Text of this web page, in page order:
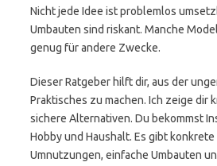
Nicht jede Idee ist problemlos
Umbauten sind riskant. Manche
genug für andere Zwecke.
Dieser Ratgeber hilft dir, aus der
Praktisches zu machen. Ich zeige dir
sichere Alternativen. Du bekommst
Hobby und Haushalt. Es gibt
Umnutzungen, einfache Umbauten